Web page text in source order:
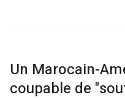
Un Marocain-
coupable de